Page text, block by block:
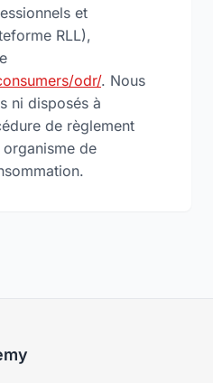
et
RLL),
odr/. Nous
ni disposés à
de règlement
de